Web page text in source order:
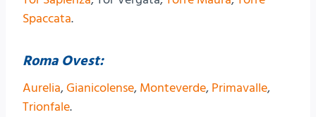
Spaccata.
Roma Ovest:
Aurelia,Gianicolense, Monteverde, Primavalle,
Trionfale.